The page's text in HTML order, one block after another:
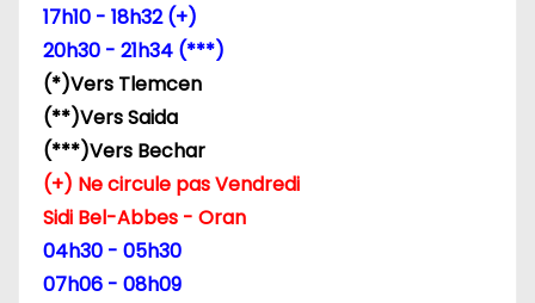
17h10 - 18h32 (+)
20h30 - 21h34 (***)
(*)Vers Tlemcen
(**)Vers Saida
(***)Vers Bechar
(+) Ne circule pas Vendredi
Sidi Bel-Abbes - Oran
04h30 - 05h30
07h06 - 08h09